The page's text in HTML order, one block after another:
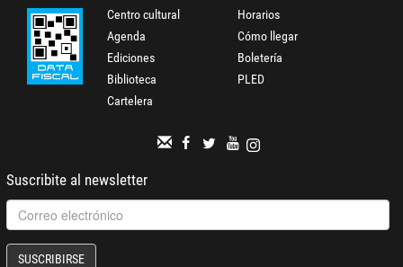
Centro cultural
Agenda
Ediciones
Biblioteca
Cartelera
Horarios
Cómo llegar
Boletería
PLED
Suscribite al newsletter
SUSCRIBIRSE